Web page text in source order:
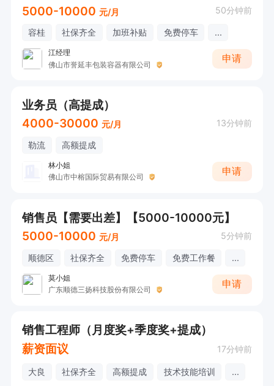
5000-10000 元/月 50分钟前
容桂 社保齐全 加班补贴 免费停车 ...
江经理
佛山市誉延丰包装容器有限公司
申请
业务员（高提成）
4000-30000 元/月 13分钟前
勒流 高额提成
林小姐
佛山市中榕国际贸易有限公司
申请
销售员【需要出差】【5000-10000元】
5000-10000 元/月 5分钟前
顺德区 社保齐全 免费停车 免费工作餐 ...
莫小姐
广东顺德三扬科技股份有限公司
申请
销售工程师（月度奖+季度奖+提成）
薪资面议
17分钟前
大良 社保齐全 高额提成 技术技能培训 ...